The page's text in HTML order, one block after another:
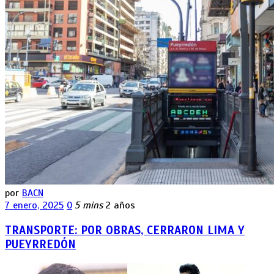
por BACN
7 enero, 2025 0 5 mins 2 años
TRANSPORTE: POR OBRAS, CERRARON LIMA Y
PUEYRREDÓN